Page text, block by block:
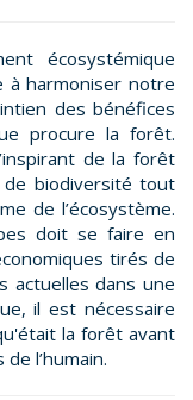
écosystémique
à harmoniser notre
des bénéfices
procure la forêt.
de la forêt
biodiversité tout
de l’écosystème.
doit se faire en
tirés de
actuelles dans une
il est nécessaire
la forêt avant
l’humain.